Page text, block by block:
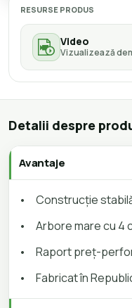
RESURSE PRODUS
Video
Vizualizează
Detalii despre
Avantaje
•
Construcție
•
Arbore mare cu 4
•
Raport preț-
•
Fabricat în